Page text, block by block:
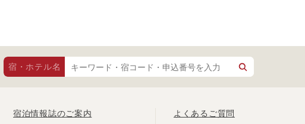
宿・ホテル名
宿泊情報誌のご案内
よくあるご質問